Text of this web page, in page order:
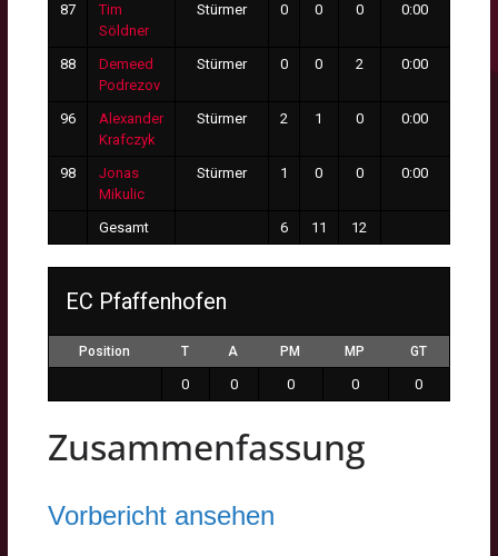
87
Tim
Söldner
Stürmer 0 0 0 0:00
88
Demeed
Podrezov
Stürmer 0 0 2 0:00
96
Alexander
Krafczyk
Stürmer 2 1 0 0:00
98
Jonas
Mikulic
Stürmer 1 0 0 0:00
Gesamt 6 11 12
EC Pfaffenhofen
Position T A PM MP GT
0 0 0 0 0
Zusammenfassung
Vorbericht ansehen